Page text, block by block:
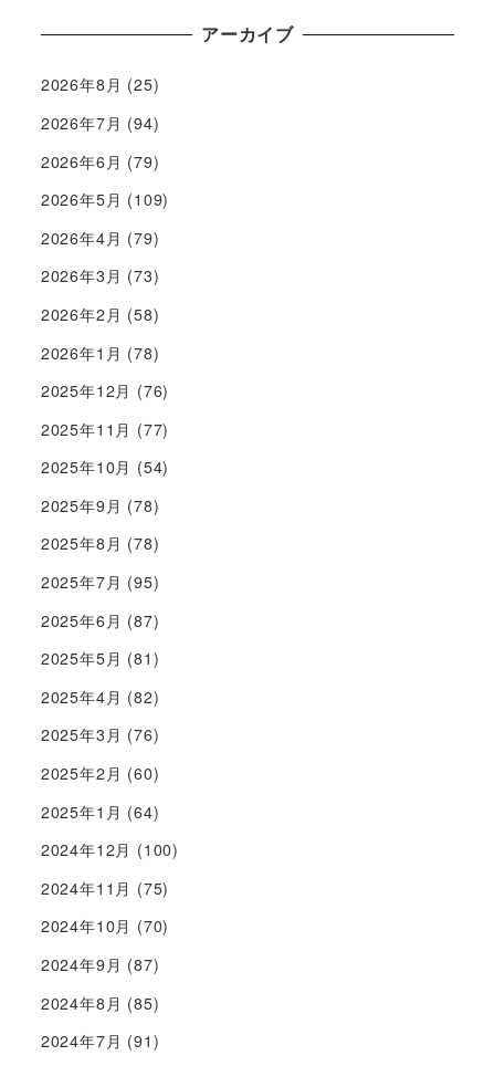
アーカイブ
2026年8月 (25)
2026年7月 (94)
2026年6月 (79)
2026年5月 (109)
2026年4月 (79)
2026年3月 (73)
2026年2月 (58)
2026年1月 (78)
2025年12月 (76)
2025年11月 (77)
2025年10月 (54)
2025年9月 (78)
2025年8月 (78)
2025年7月 (95)
2025年6月 (87)
2025年5月 (81)
2025年4月 (82)
2025年3月 (76)
2025年2月 (60)
2025年1月 (64)
2024年12月 (100)
2024年11月 (75)
2024年10月 (70)
2024年9月 (87)
2024年8月 (85)
2024年7月 (91)